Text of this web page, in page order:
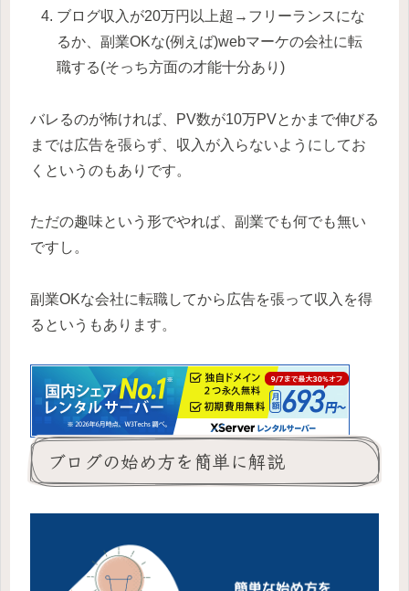
ブログ収入が20万円以上超→フリーランスにな
るか、副業OKな(例えば)webマーケの会社に転
職する(そっち方面の才能十分あり)
バレるのが怖ければ、PV数が10万PVとかまで伸びる
までは広告を張らず、収入が入らないようにしてお
くというのもありです。
ただの趣味という形でやれば、副業でも何でも無い
ですし。
副業OKな会社に転職してから広告を張って収入を得
るというもあります。
ブログの始め方を簡単に解説